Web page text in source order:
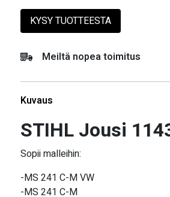
KYSY TUOTTEESTA
Meiltä nopea toimitus
Kuvaus
STIHL Jousi
Sopii malleihin:
-MS 241 C-M VW
-MS 241 C-M